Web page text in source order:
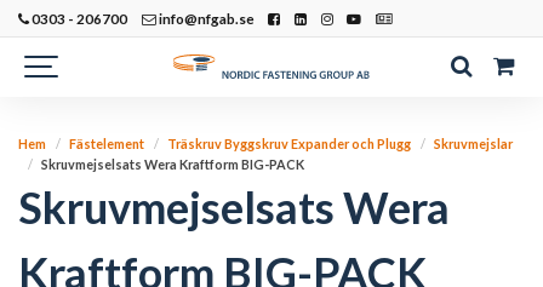
0303 - 206700 info@nfgab.se
Hem Fästelement Träskruv Byggskruv Expander och Plugg
Skruvmejslar
Skruvmejselsats Wera Kraftform BIG-PACK
Skruvmejselsats Wera
Kraftform BIG-PACK